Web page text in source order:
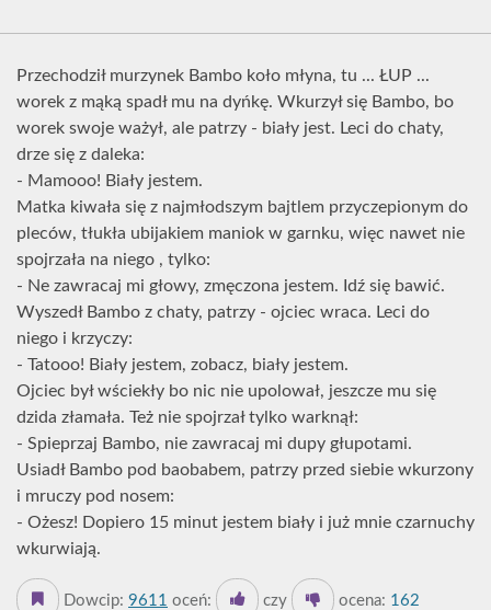
Przechodził murzynek Bambo koło młyna, tu ... ŁUP ...
worek z mąką spadł mu na dyńkę. Wkurzył się Bambo, bo
worek swoje ważył, ale patrzy - biały jest. Leci do chaty,
drze się z daleka:
- Mamooo! Biały jestem.
Matka kiwała się z najmłodszym bajtlem przyczepionym do
pleców, tłukła ubijakiem maniok w garnku, więc nawet nie
spojrzała na niego , tylko:
- Ne zawracaj mi głowy, zmęczona jestem. Idź się bawić.
Wyszedł Bambo z chaty, patrzy - ojciec wraca. Leci do
niego i krzyczy:
- Tatooo! Biały jestem, zobacz, biały jestem.
Ojciec był wściekły bo nic nie upolował, jeszcze mu się
dzida złamała. Też nie spojrzał tylko warknął:
- Spieprzaj Bambo, nie zawracaj mi dupy głupotami.
Usiadł Bambo pod baobabem, patrzy przed siebie wkurzony
i mruczy pod nosem:
- Ożesz! Dopiero 15 minut jestem biały i już mnie czarnuchy
wkurwiają.
Dowcip: 9611 oceń: czy ocena: 162